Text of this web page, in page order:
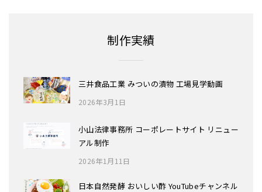
制作実績
三井食品工業 みついの漬物 工場見学動画
2026年3月1日
小山法律事務所 コーポレートサイト リニュー
アル制作
2026年1月11日
日本自然発酵 おいしい酢 YouTubeチャンネル